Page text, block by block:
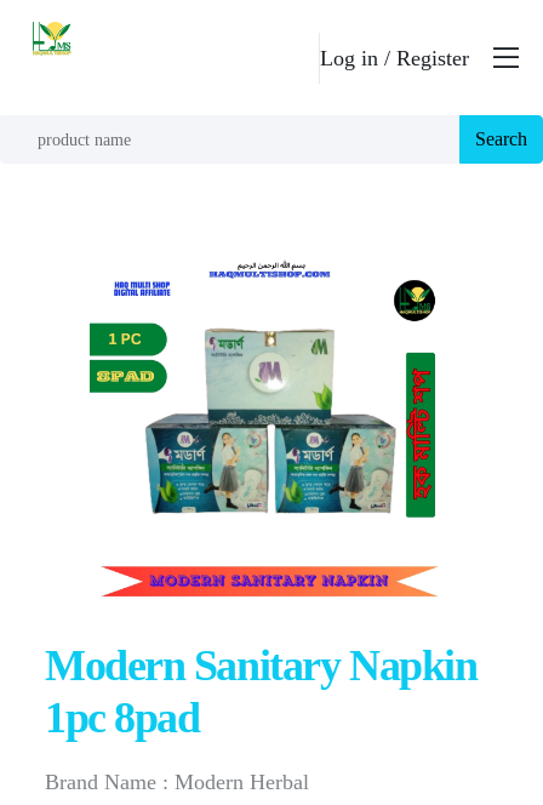
Log in / Register
Search
Modern Sanitary Napkin
1pc 8pad
Brand Name : Modern Herbal